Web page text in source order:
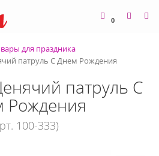
0
для праздника
патруль С Днем Рождения
патруль С
Рождения
100-333)